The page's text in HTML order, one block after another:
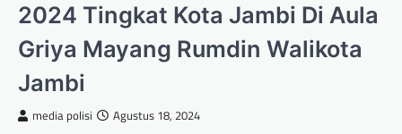
2024 Tingkat Kota Jambi Di Aula
Griya Mayang Rumdin Walikota
Jambi
media polisi Agustus 18, 2024